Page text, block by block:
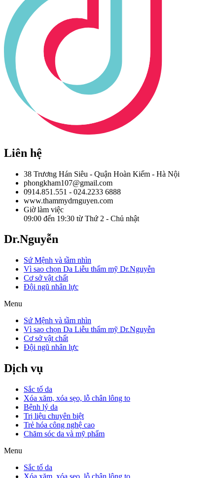
Liên hệ
38 Trương Hán Siêu - Quận Hoàn Kiếm - Hà Nội
phongkham107@gmail.com
0914.851.551 - 024.2233 6888
www.thammydrnguyen.com
Giờ làm việc
09:00 đến 19:30 từ Thứ 2 - Chủ nhật
Dr.Nguyễn
Sứ Mệnh và tầm nhìn
Vì sao chọn Da Liễu thẩm mỹ Dr.Nguyễn
Cơ sở vật chất
Đội ngũ nhân lực
Menu
Sứ Mệnh và tầm nhìn
Vì sao chọn Da Liễu thẩm mỹ Dr.Nguyễn
Cơ sở vật chất
Đội ngũ nhân lực
Dịch vụ
Sắc tố da
Xóa xăm, xóa sẹo, lỗ chân lông to
Bệnh lý da
Trị liệu chuyên biệt
Trẻ hóa công nghệ cao
Chăm sóc da và mỹ phẩm
Menu
Sắc tố da